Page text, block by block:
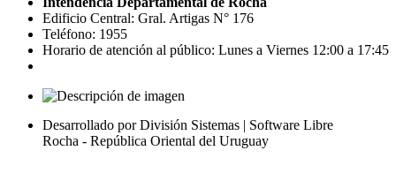
Edificio Central: Gral. Artigas N° 176
Teléfono: 1955
Horario de atención al público: Lunes a Viernes 12:00 a 17:45
Desarrollado por División Sistemas | Software Libre
Rocha - República Oriental del Uruguay